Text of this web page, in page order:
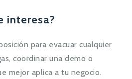
interesa?
para evacuar cualquier
coordinar una demo o
mejor aplica a tu negocio.